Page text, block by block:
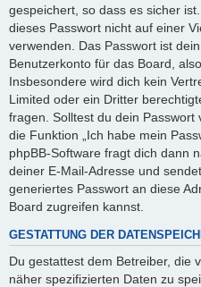
gespeichert, so dass es sicher
dieses Passwort nicht auf einer
verwenden. Das Passwort ist
Benutzerkonto für das Board,
Insbesondere wird dich kein
Limited oder ein Dritter
fragen. Solltest du dein
die Funktion „Ich habe mein
phpBB-Software fragt dich dann
deiner E-Mail-Adresse und
generiertes Passwort an diese
Board zugreifen kannst.
GESTATTUNG DER
Du gestattest dem Betreiber, die
näher spezifizierten Daten zu